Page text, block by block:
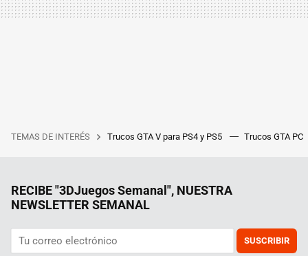
TEMAS DE INTERÉS Trucos GTA V para PS4 y PS5 Trucos GTA PC
RECIBE "3DJuegos Semanal", NUESTRA
NEWSLETTER SEMANAL
SUSCRIBIR